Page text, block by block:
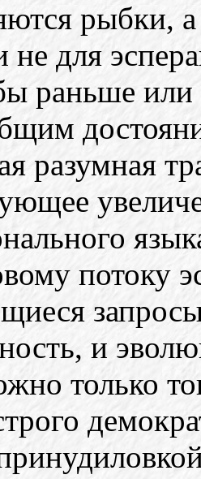
рыбки,
для
раньше
разумная
потоку
и
только